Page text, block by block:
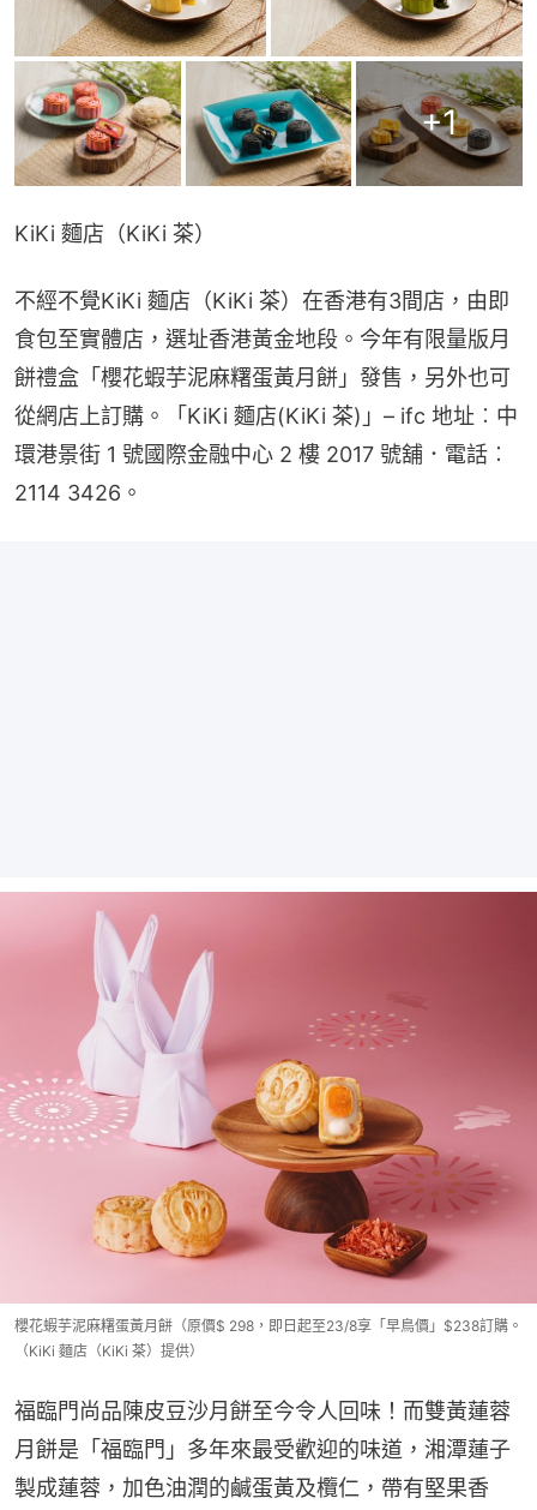
+1
KiKi 麵店（KiKi 茶）
​不經不覺KiKi 麵店（KiKi 茶）在香港有3間店，由即
食包至實體店，選址香港黃金地段。今年有限量版月
餅禮盒「櫻花蝦芋泥麻糬蛋黃月餅」發售，另外也可
從網店上訂購。「KiKi 麵店(KiKi 茶)」– ifc 地址︰中
環港景街 1 號國際金融中心 2 樓 2017 號舖．電話︰
2114 3426。
櫻花蝦芋泥麻糬蛋黃月餅（原價$ 298，即日起至23/8享「早鳥價」$238訂購。
（KiKi 麵店（KiKi 茶）提供）
福臨門尚品陳皮豆沙月餅至今令人回味！而雙黃蓮蓉
月餅是「福臨門」多年來最受歡迎的味道，湘潭蓮子
製成蓮蓉，加色油潤的鹹蛋黃及欖仁，帶有堅果香